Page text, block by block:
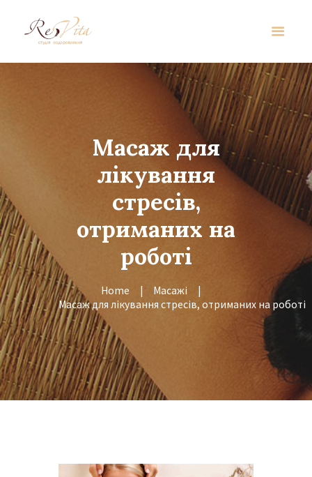
Масаж для
лікування
стресів,
отриманих на
роботі
Home
Масажі
Масаж для лікування стресів, отриманих на роботі